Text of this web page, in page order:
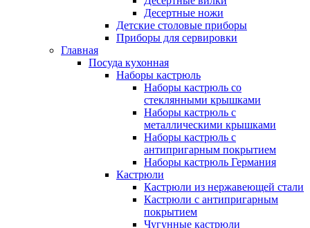
Десертные ножи
Детские столовые приборы
Приборы для сервировки
Главная
Посуда кухонная
Наборы кастрюль
Наборы кастрюль со
стеклянными крышками
Наборы кастрюль с
металлическими крышками
Наборы кастрюль с
антипригарным покрытием
Наборы кастрюль Германия
Кастрюли
Кастрюли из нержавеющей стали
Кастрюли с антипригарным
покрытием
Чугунные кастрюли